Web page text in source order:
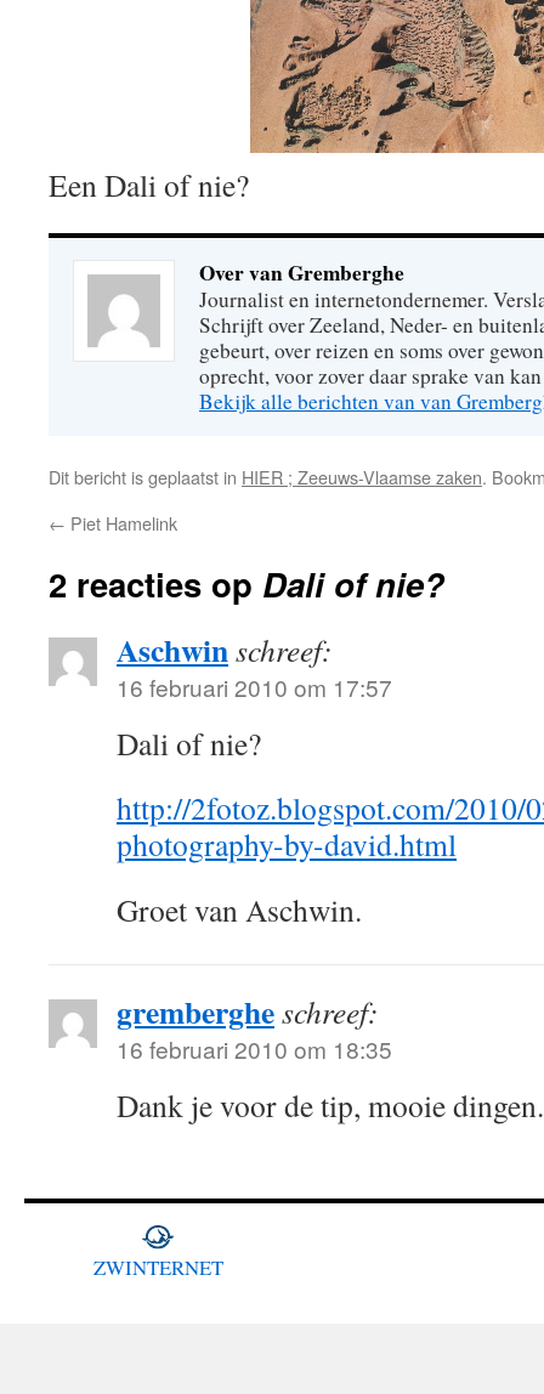
Een Dali of nie?
Over van Gremberghe
Journalist en internetondernemer.
Schrijft over Zeeland, Neder- en
gebeurt, over reizen en soms over
oprecht, voor zover daar sprake van
Bekijk alle berichten van van
Dit bericht is geplaatst in HIER ; Zeeuws-Vlaamse zaken.
← Piet Hamelink
2 reacties op Dali of nie?
Aschwinschreef:
16 februari 2010 om 17:57
Dali of nie?
http://2fotoz.blogspot.com/2010/
photography-by-david.html
Groet van Aschwin.
grembergheschreef:
16 februari 2010 om 18:35
Dank je voor de tip, mooie dingen.
ZWINTERNET